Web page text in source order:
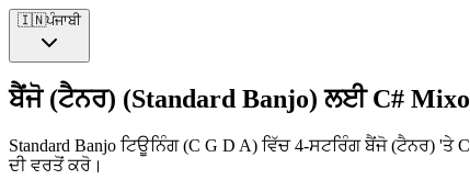
🇮🇳ਪੰਜਾਬੀ
ਬੈਂਜੋ (ਟੈਨਰ) (Standard Banjo) ਲਈ C#
Standard Banjo ਟਿਊਨਿੰਗ (C G D A) ਵਿੱਚ 4-ਸਟਰਿੰਗ ਬੈਂਜੋ
ਦੀ ਵਰਤੋਂ ਕਰੋ।